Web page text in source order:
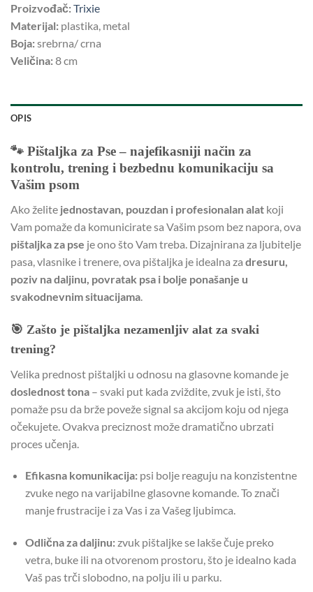
Proizvođač:Trixie
Materijal: plastika, metal
Boja:srebrna/ crna
Veličina:8 cm
OPIS
🐾 Pištaljka za Pse – najefikasniji način za
kontrolu, trening i bezbednu komunikaciju sa
Vašim psom
Ako želite jednostavan, pouzdan i profesionalan alat koji
Vam pomaže da komunicirate sa Vašim psom bez napora, ova
pištaljka za pse je ono što Vam treba. Dizajnirana za ljubitelje
pasa, vlasnike i trenere, ova pištaljka je idealna za dresuru,
poziv na daljinu, povratak psa i bolje ponašanje u
svakodnevnim situacijama.
🎯 Zašto je pištaljka nezamenljiv alat za svaki
trening?
Velika prednost pištaljki u odnosu na glasovne komande je
doslednost tona – svaki put kada zviždite, zvuk je isti, što
pomaže psu da brže poveže signal sa akcijom koju od njega
očekujete. Ovakva preciznost može dramatično ubrzati
proces učenja.
Efikasna komunikacija:psi bolje reaguju na konzistentne
zvuke nego na varijabilne glasovne komande. To znači
manje frustracije i za Vas i za Vašeg ljubimca.
Odlična za daljinu:zvuk pištaljke se lakše čuje preko
vetra, buke ili na otvorenom prostoru, što je idealno kada
Vaš pas trči slobodno, na polju ili u parku.